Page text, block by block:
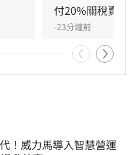
付20%關稅賣台
-23分鐘前
！威力馬導入智慧營運